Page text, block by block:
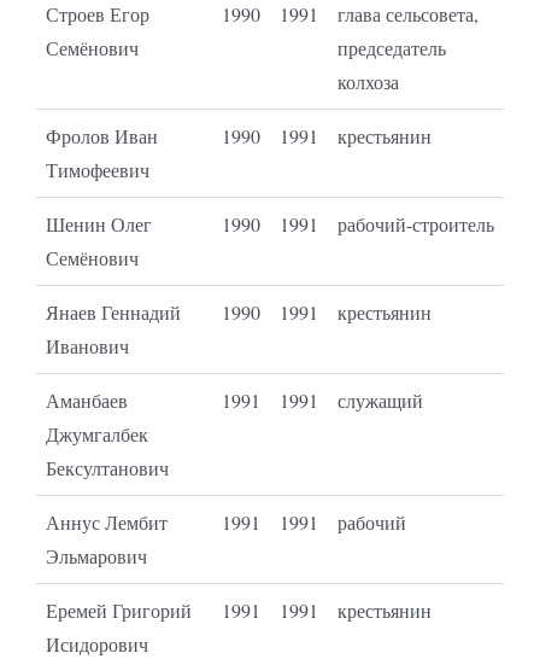
Строев Егор
Семёнович
1990 1991
глава сельсовета,
председатель
колхоза
Фролов Иван
Тимофеевич
1990 1991 крестьянин
Шенин Олег
Семёнович
1990 1991 рабочий-строитель
Янаев Геннадий
Иванович
1990 1991 крестьянин
Аманбаев
Джумгалбек
Бексултанович
1991 1991 служащий
Аннус Лембит
Эльмарович
1991 1991 рабочий
Еремей Григорий
Исидорович
1991 1991 крестьянин